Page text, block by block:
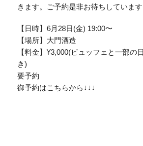
きます。ご予約是非お待ちしています
【日時】6月28日(金) 19:00〜
【場所】大門酒造
【料金】¥3,000(ビュッフェと一部の
き)
要予約
御予約はこちらから↓↓↓